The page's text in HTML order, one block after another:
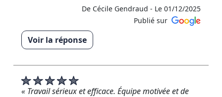
De Cécile Gendraud - Le 01/12/2025
Publié sur
Voir la réponse
vraiment ravi que mon intervention vous ait
convenu. Au plaisir de vous accompagner à
nouveau si besoin ! »
« Travail sérieux et efficace. Équipe motivée et de